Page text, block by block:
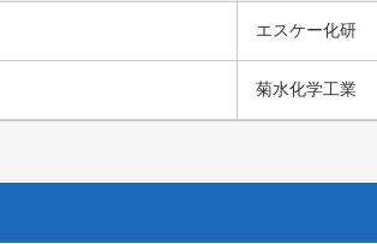
エスケー化研
菊水化学工業